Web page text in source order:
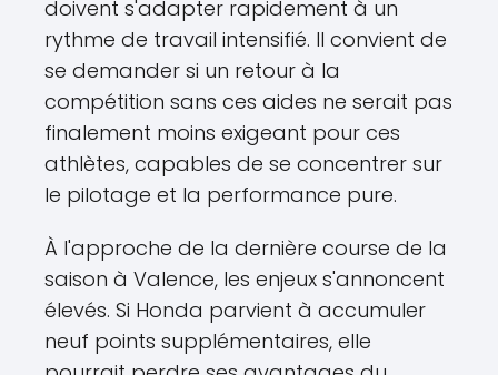
doivent s'adapter rapidement à un
rythme de travail intensifié. Il convient de
se demander si un retour à la
compétition sans ces aides ne serait pas
finalement moins exigeant pour ces
athlètes, capables de se concentrer sur
le pilotage et la performance pure.
À l'approche de la dernière course de la
saison à Valence, les enjeux s'annoncent
élevés. Si Honda parvient à accumuler
neuf points supplémentaires, elle